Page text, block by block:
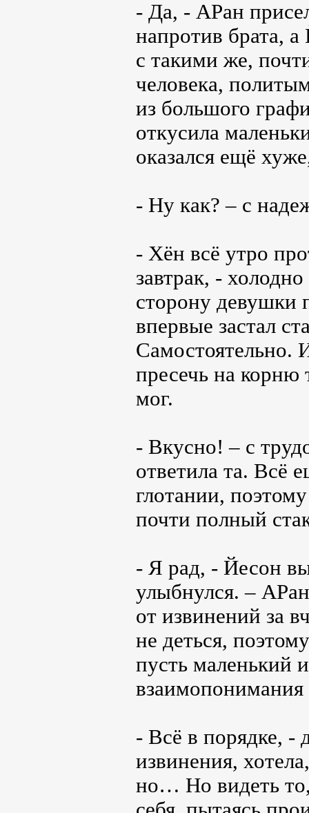
- Да, - АРан
напротив брата,
с такими же,
человека,
из большого
откусила
оказался ещё
- Ну как? – с
- Хён всё утро
завтрак, -
сторону девушки
впервые застал
Самостоятельно.
пресечь на корню
мог.
- Вкусно! – с
ответила та. Всё
глотании,
почти полный
- Я рад, - Йесон
улыбнулся. –
от извинений за
не деться,
пусть маленький
- Всё в порядке, -
извинения,
но… Но видеть